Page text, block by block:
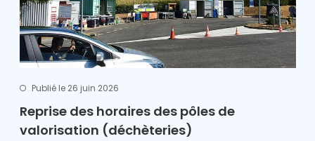
Publié le 26 juin 2026
Reprise des horaires des pôles de
valorisation (déchèteries)